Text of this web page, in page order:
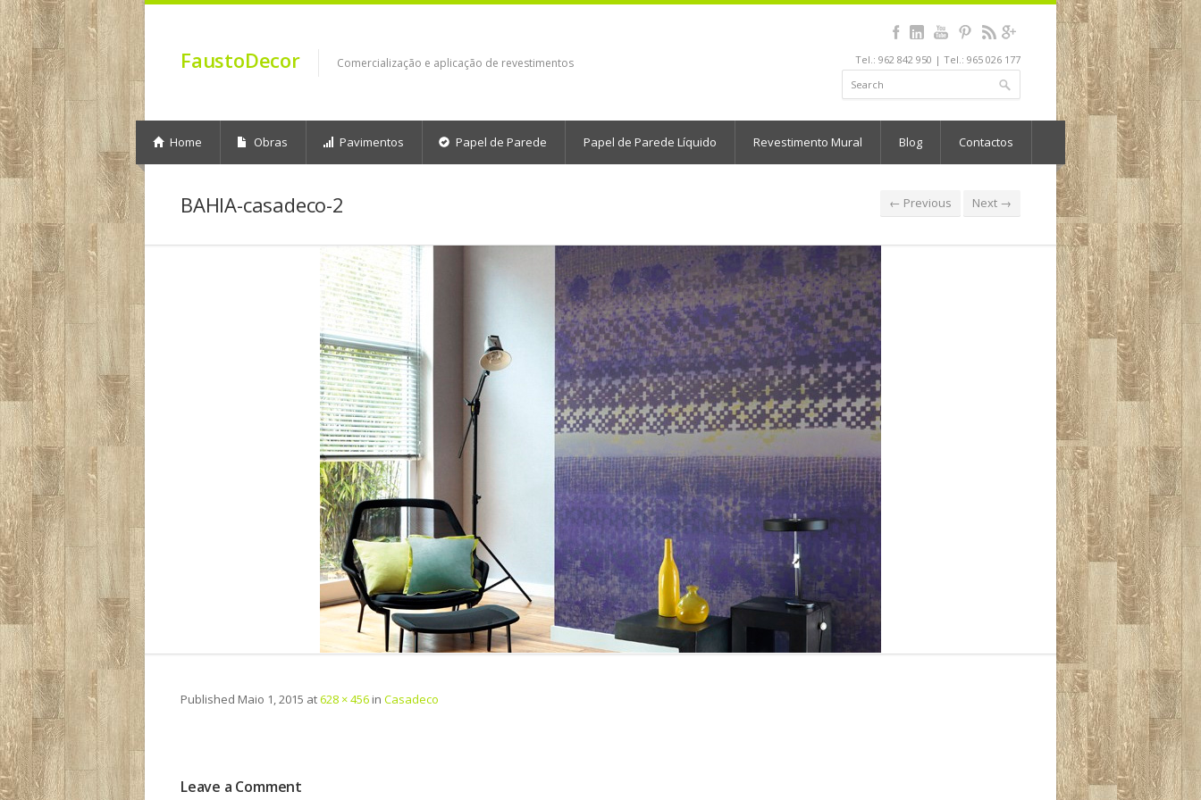
FaustoDecor Comercialização e aplicação de revestimentos Tel.: 962 842 950 | Tel.: 965 026 177
Home Obras Pavimentos Papel de Parede Papel de Parede Líquido Revestimento Mural Blog Contactos
BAHIA-casadeco-2 ← Previous Next →
Published Maio 1, 2015 at628 × 456 in Casadeco
Leave a Comment